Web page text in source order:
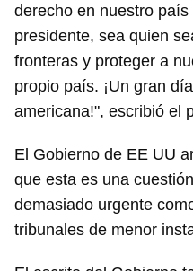
derecho en nuestro
presidente, sea quien
fronteras y proteger a
propio país. ¡Un gran
americana!", escribió el
El Gobierno de EE UU
que esta es una
demasiado urgente
tribunales de menor